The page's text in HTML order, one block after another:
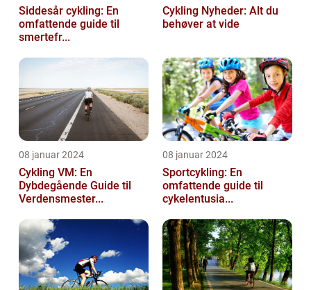
Siddesår cykling: En
omfattende guide til
smertefr...
Cykling Nyheder: Alt du
behøver at vide
08 januar 2024
Cykling VM: En
Dybdegående Guide til
Verdensmester...
08 januar 2024
Sportcykling: En
omfattende guide til
cykelentusia...